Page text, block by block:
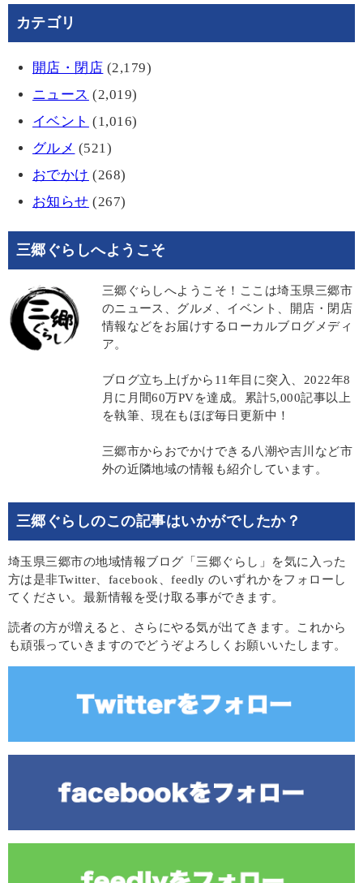
カテゴリ
開店・閉店 (2,179)
ニュース (2,019)
イベント (1,016)
グルメ (521)
おでかけ (268)
お知らせ (267)
三郷ぐらしへようこそ
三郷ぐらしへようこそ！ここは埼玉県三郷市
のニュース、グルメ、イベント、開店・閉店
情報などをお届けするローカルブログメディ
ア。
ブログ立ち上げから11年目に突入、2022年8
月に月間60万PVを達成。累計5,000記事以上
を執筆、現在もほぼ毎日更新中！
三郷市からおでかけできる八潮や吉川など市
外の近隣地域の情報も紹介しています。
三郷ぐらしのこの記事はいかがでしたか？
埼玉県三郷市の地域情報ブログ「三郷ぐらし」を気に入った
方は是非Twitter、facebook、feedly のいずれかをフォローし
てください。最新情報を受け取る事ができます。
読者の方が増えると、さらにやる気が出てきます。これから
も頑張っていきますのでどうぞよろしくお願いいたします。